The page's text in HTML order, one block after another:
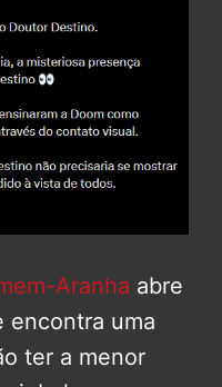
Aranha abre
encontra uma
ter a menor